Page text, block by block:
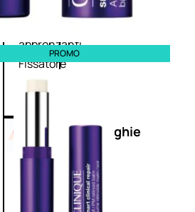
viso
abbronzanti
Fissatore
trucco
Unghie
PROMO